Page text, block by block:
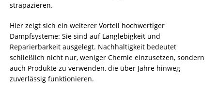
strapazieren.
Hier zeigt sich ein weiterer Vorteil hochwertiger
Dampfsysteme: Sie sind auf Langlebigkeit und
Reparierbarkeit ausgelegt. Nachhaltigkeit bedeutet
schließlich nicht nur, weniger Chemie einzusetzen, sondern
auch Produkte zu verwenden, die über Jahre hinweg
zuverlässig funktionieren.